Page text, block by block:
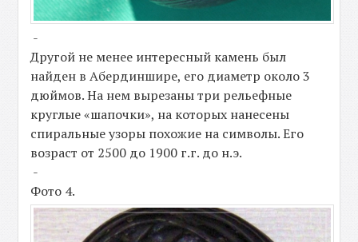
-
Другой не менее интересный камень был
найден в Абердиншире, его диаметр около 3
дюймов. На нем вырезаны три рельефные
круглые «шапочки», на которых нанесены
спиральные узоры похожие на символы. Его
возраст от 2500 до 1900 г.г. до н.э.
-
Фото 4.